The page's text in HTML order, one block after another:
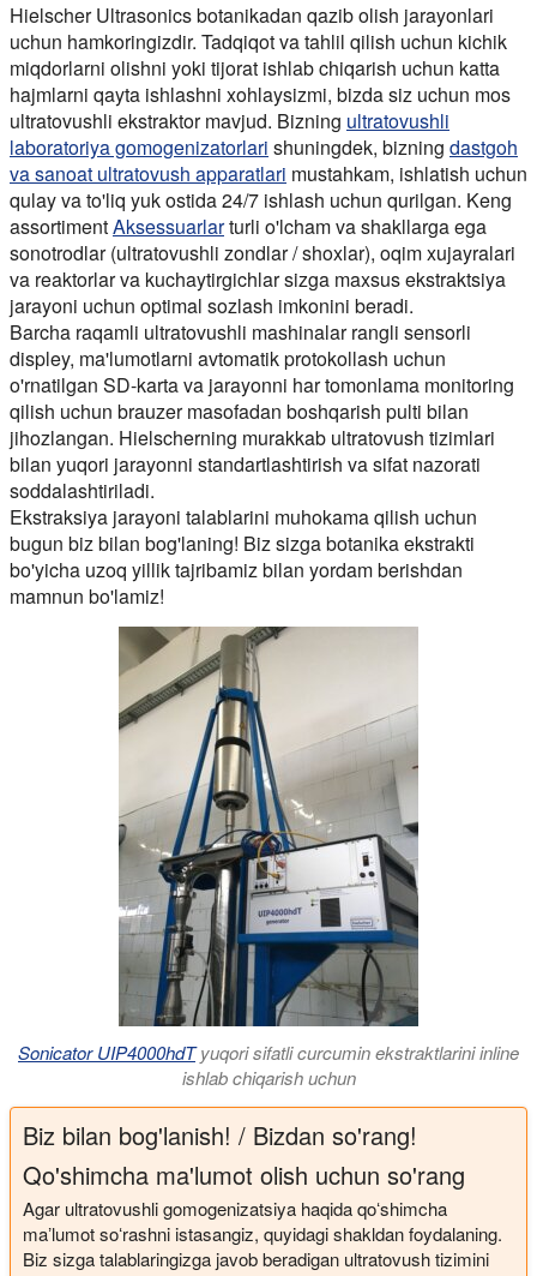
Hielscher Ultrasonics botanikadan qazib olish jarayonlari
uchun hamkoringizdir. Tadqiqot va tahlil qilish uchun kichik
miqdorlarni olishni yoki tijorat ishlab chiqarish uchun katta
hajmlarni qayta ishlashni xohlaysizmi, bizda siz uchun mos
ultratovushli ekstraktor mavjud. Bizning ultratovushli
laboratoriya gomogenizatorlari shuningdek, bizning dastgoh
va sanoat ultratovush apparatlari mustahkam, ishlatish uchun
qulay va to'liq yuk ostida 24/7 ishlash uchun qurilgan. Keng
assortimentAksessuarlarturli o'lcham va shakllarga ega
sonotrodlar (ultratovushli zondlar / shoxlar), oqim xujayralari
va reaktorlar va kuchaytirgichlar sizga maxsus ekstraktsiya
jarayoni uchun optimal sozlash imkonini beradi.
Barcha raqamli ultratovushli mashinalar rangli sensorli
displey, ma'lumotlarni avtomatik protokollash uchun
o'rnatilgan SD-karta va jarayonni har tomonlama monitoring
qilish uchun brauzer masofadan boshqarish pulti bilan
jihozlangan. Hielscherning murakkab ultratovush tizimlari
bilan yuqori jarayonni standartlashtirish va sifat nazorati
soddalashtiriladi.
Ekstraksiya jarayoni talablarini muhokama qilish uchun
bugun biz bilan bog'laning! Biz sizga botanika ekstrakti
bo'yicha uzoq yillik tajribamiz bilan yordam berishdan
mamnun bo'lamiz!
Sonicator UIP4000hdTyuqori sifatli curcumin ekstraktlarini inline
ishlab chiqarish uchun
Biz bilan bog'lanish! / Bizdan so'rang!
Qo'shimcha ma'lumot olish uchun so'rang
Agar ultratovushli gomogenizatsiya haqida qoʻshimcha
maʼlumot soʻrashni istasangiz, quyidagi shakldan foydalaning.
Biz sizga talablaringizga javob beradigan ultratovush tizimini